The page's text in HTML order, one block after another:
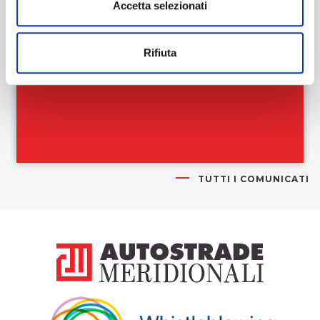
Accetta selezionati
Rifiuta
Semestrale al 30/06/2026 sul
quotidiano
LEGGI
TUTTI I COMUNICATI